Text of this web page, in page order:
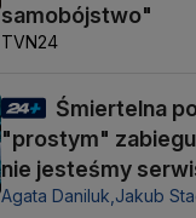
samobójstwo"
TVN24
Śmiertelna
"prostym"
nie jesteśmy
Agata Daniluk, Jakub